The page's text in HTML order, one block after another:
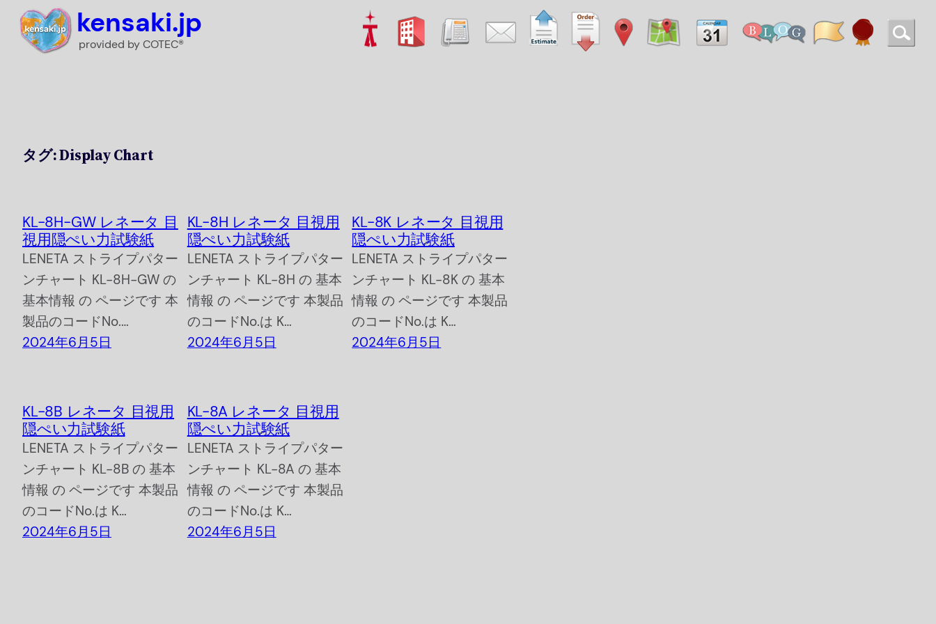
kensaki.jp
provided by COTEC®
タグ:Display Chart
KL-8H-GW レネータ 目
視用隠ぺい力試験紙
LENETA ストライプパター
ンチャート KL-8H-GW の
基本情報 の ページです 本
製品のコードNo.…
2024年6月5日
KL-8H レネータ 目視用
隠ぺい力試験紙
LENETA ストライプパター
ンチャート KL-8H の 基本
情報 の ページです 本製品
のコードNo.は K…
2024年6月5日
KL-8K レネータ 目視用
隠ぺい力試験紙
LENETA ストライプパター
ンチャート KL-8K の 基本
情報 の ページです 本製品
のコードNo.は K…
2024年6月5日
KL-8B レネータ 目視用
隠ぺい力試験紙
LENETA ストライプパター
ンチャート KL-8B の 基本
情報 の ページです 本製品
のコードNo.は K…
2024年6月5日
KL-8A レネータ 目視用
隠ぺい力試験紙
LENETA ストライプパター
ンチャート KL-8A の 基本
情報 の ページです 本製品
のコードNo.は K…
2024年6月5日